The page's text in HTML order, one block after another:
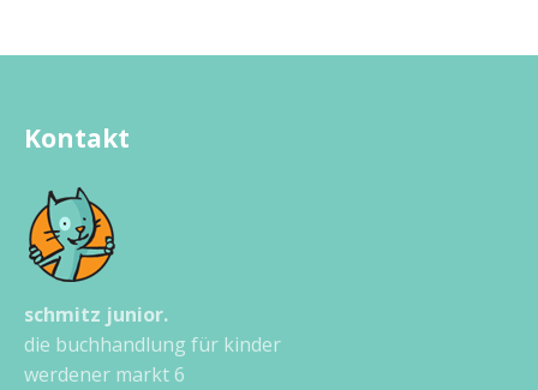
Kontakt
schmitz junior.
die buchhandlung für kinder
werdener markt 6